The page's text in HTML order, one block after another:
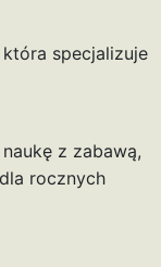
specjalizuje
z zabawą,
rocznych